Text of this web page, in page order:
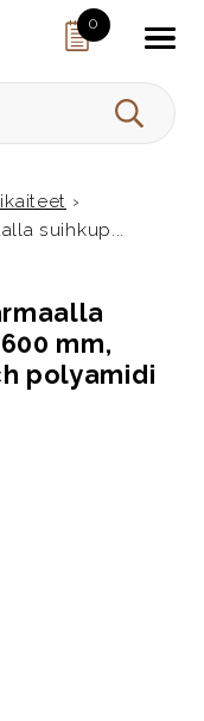
0
HAE
›
suihkup...
mm,
polyamidi